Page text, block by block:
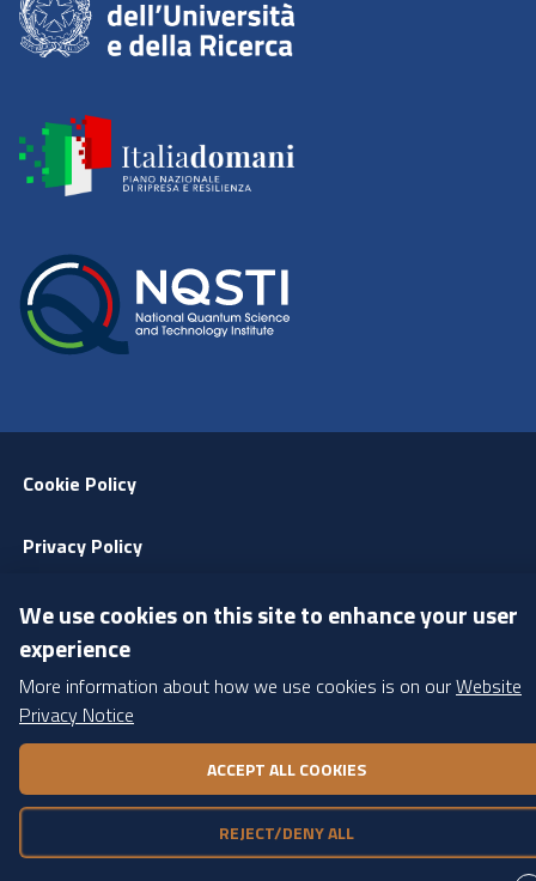
Menu Footer
Cookie Policy
Privacy Policy
Amministrazione Trasparente
We use cookies on this site to enhance your user
experience
More information about how we use cookies is on ourWebsite
Privacy Notice
REJECT/DENY ALL
ACCEPT ALL COOKIES
WITHDRAW CONSENT